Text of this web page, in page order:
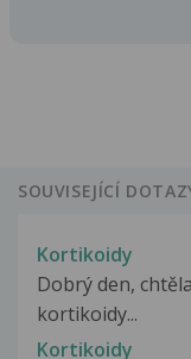
SOUVISEJÍCÍ
Kortikoidy
Dobrý den,
kortikoidy...
Kortikoidy